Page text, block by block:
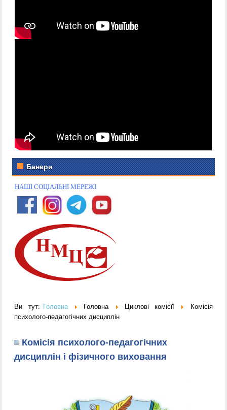
Банери
НАШІ СОЦІАЛЬНІ МЕРЕЖІ
Ви тут: Головна Головна Циклові комісії
Комісія
психолого-педагогічних дисциплін
Комісія психолого-педагогічних
дисциплін і фізичного виховання